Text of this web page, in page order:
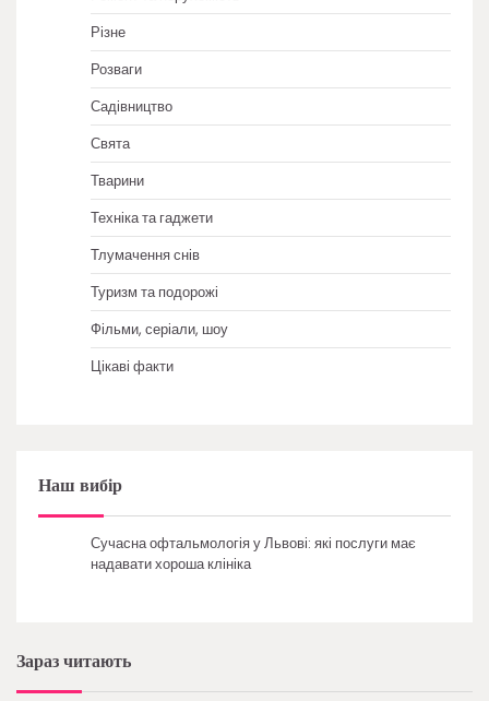
Різне
Розваги
Садівництво
Свята
Тварини
Техніка та гаджети
Тлумачення снів
Туризм та подорожі
Фільми, серіали, шоу
Цікаві факти
Наш вибір
Сучасна офтальмологія у Львові: які послуги має
надавати хороша клініка
Зараз читають